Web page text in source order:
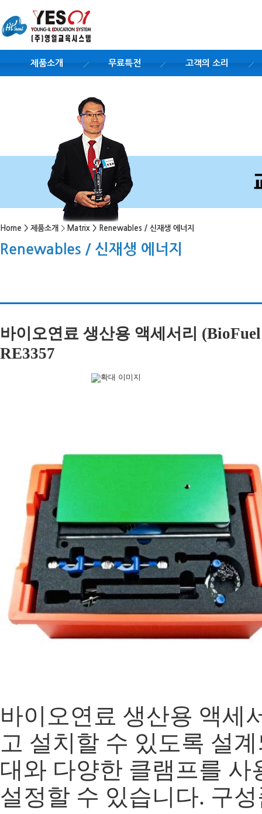
제품소개 무료특전 고객의 소리
Home > 제품소개 > Matrix > Renewables / 신재생 에너지
Renewables / 신재생 에너지
바이오연료 생산용 액세서리
RE3357
바이오연료 생산용 액세
고 설치할 수 있도록 설
대와 다양한 클램프를
설정할 수 있습니다. 구